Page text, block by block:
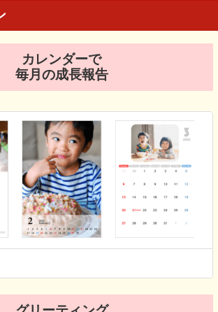
カレンダーで
毎月の成長報告